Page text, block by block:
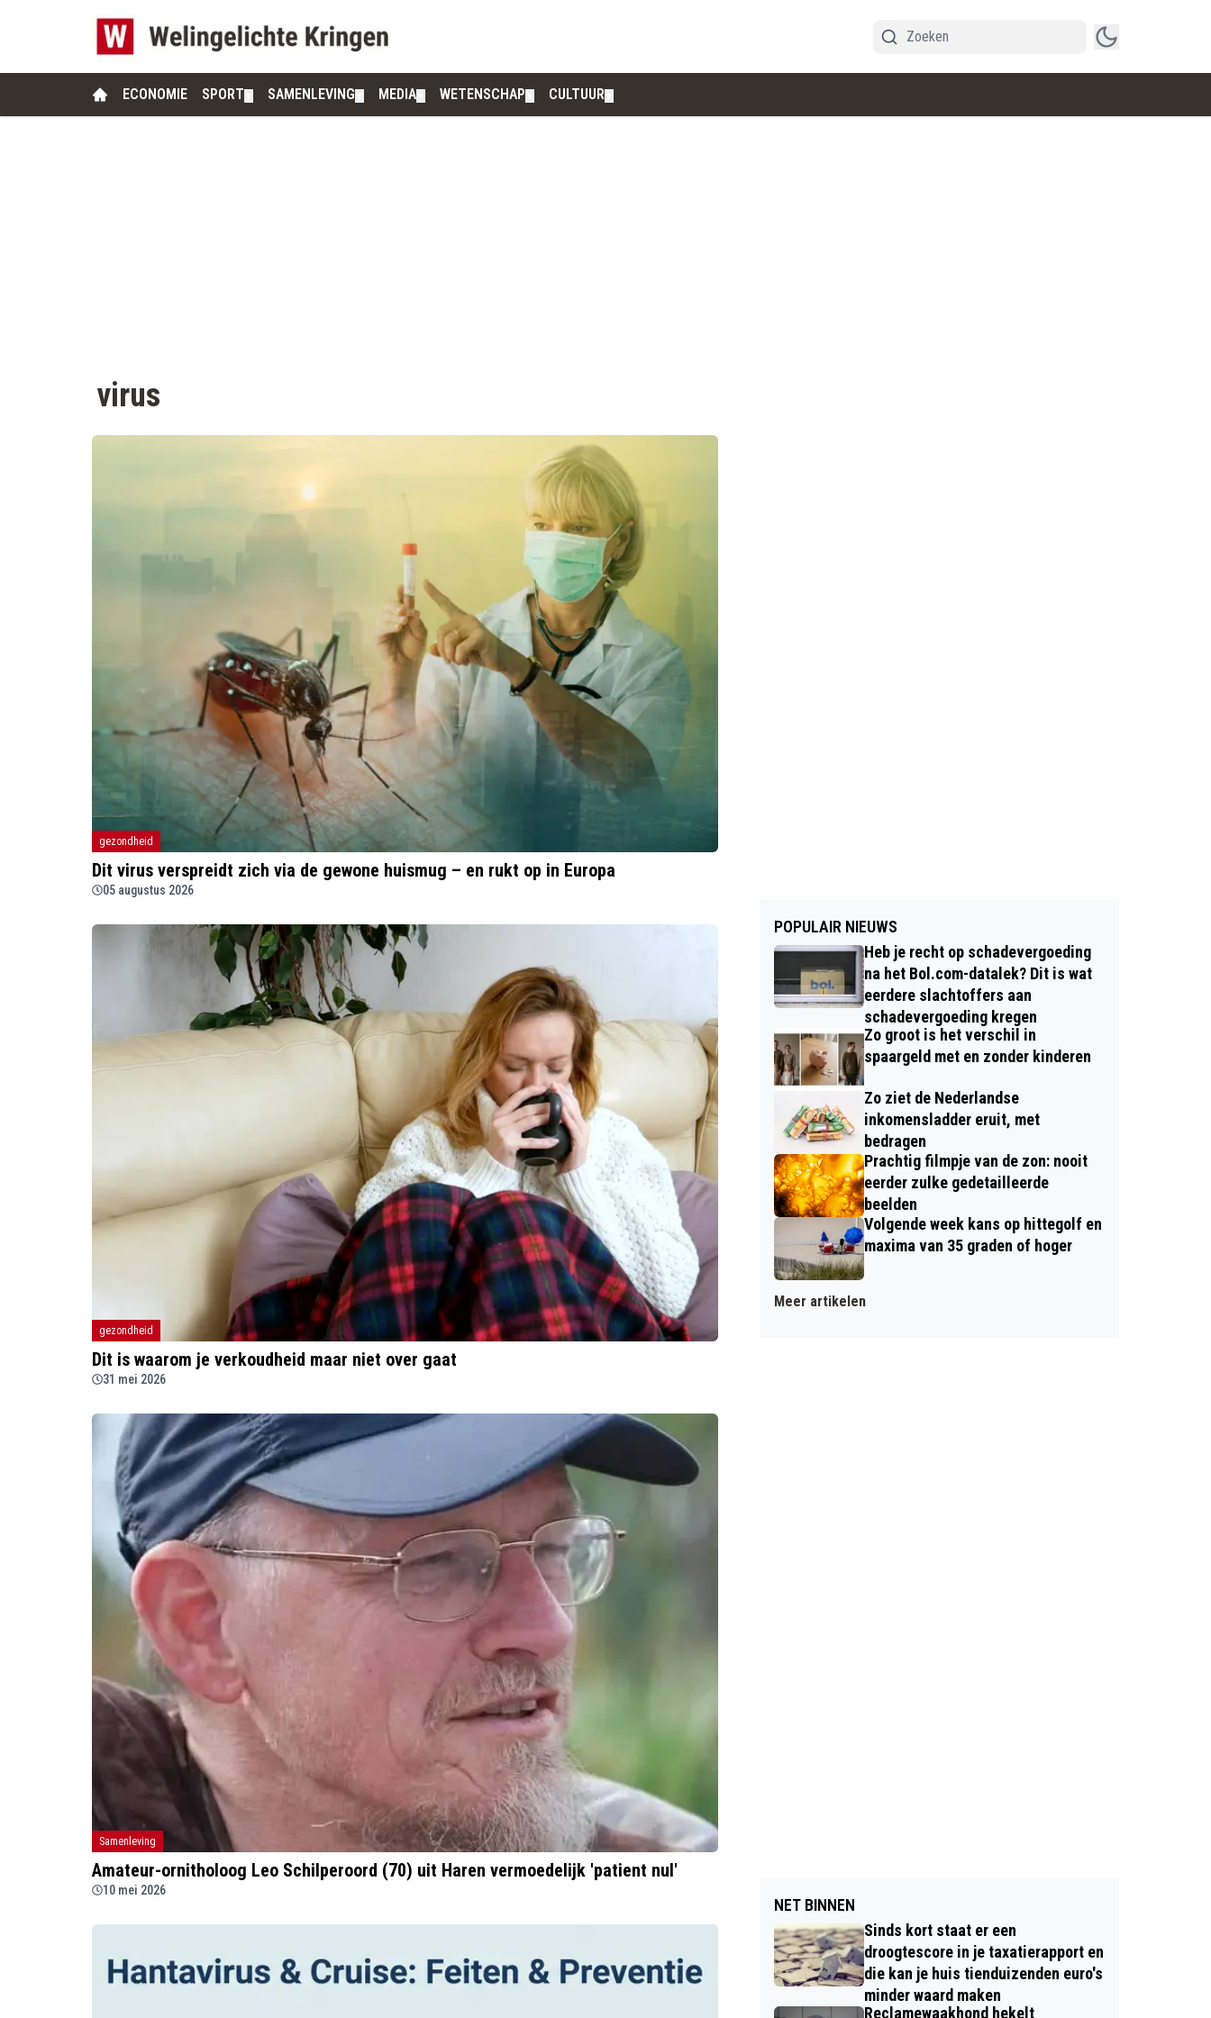
ECONOMIE SPORT SAMENLEVING MEDIA WETENSCHAP CULTUUR
virus
gezondheid
Dit virus verspreidt zich via de gewone huismug – en rukt op in Europa
05 augustus 2026
gezondheid
Dit is waarom je verkoudheid maar niet over gaat
31 mei 2026
Samenleving
Amateur-ornitholoog Leo Schilperoord (70) uit Haren vermoedelijk 'patient nul'
10 mei 2026
POPULAIR NIEUWS
Heb je recht op schadevergoeding
na het Bol.com-datalek? Dit is wat
eerdere slachtoffers aan
schadevergoeding kregen
Zo groot is het verschil in
spaargeld met en zonder kinderen
Zo ziet de Nederlandse
inkomensladder eruit, met
bedragen
Prachtig filmpje van de zon: nooit
eerder zulke gedetailleerde
beelden
Volgende week kans op hittegolf en
maxima van 35 graden of hoger
Meer artikelen
NET BINNEN
Sinds kort staat er een
droogtescore in je taxatierapport en
die kan je huis tienduizenden euro's
minder waard maken
Reclamewaakhond hekelt